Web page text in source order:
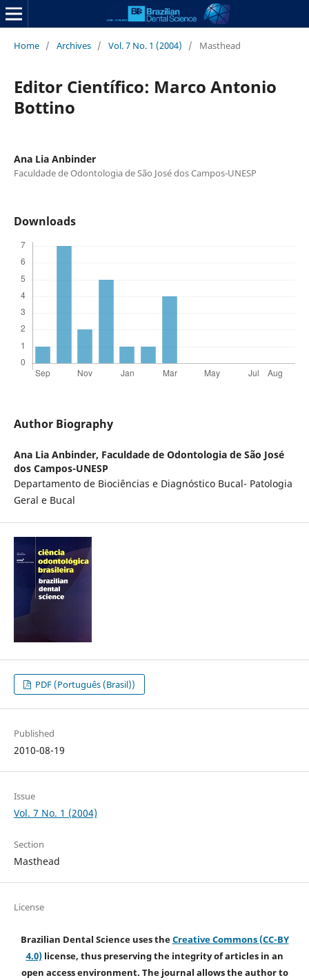
Home / Archives / Vol. 7 No. 1 (2004) / Masthead
Editor Científico: Marco Antonio
Bottino
Ana Lia Anbinder
Faculdade de Odontologia de São José dos Campos-UNESP
Downloads
Author Biography
Ana Lia Anbinder, Faculdade de Odontologia de São José
dos Campos-UNESP
Departamento de Biociências e Diagnóstico Bucal- Patologia
Geral e Bucal
PDF (Português (Brasil))
Published
2010-08-19
Issue
Vol. 7 No. 1 (2004)
Section
Masthead
License
Brazilian Dental Science uses theCreative Commons (CC-BY
4.0)license, thus preserving the integrity of articles in an
open access environment. The journal allows the author to